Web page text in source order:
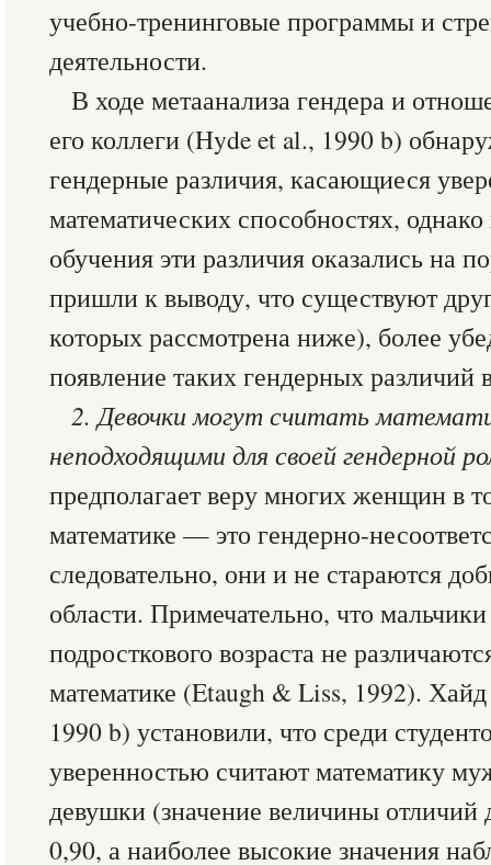
учебно-тренинговые программы и
деятельности.
В ходе метаанализа гендера и
его коллеги (Hyde et al., 1990 b)
гендерные различия, касающиеся
математических способностях,
обучения эти различия оказались на
пришли к выводу, что существуют
которых рассмотрена ниже), более
появление таких гендерных различий
2. Девочки могут считать
неподходящими для своей гендерной
предполагает веру многих женщин в
математике — это гендерно-
следовательно, они и не стараются
области. Примечательно, что
подросткового возраста не
математике (Etaugh & Liss, 1992).
1990 b) установили, что среди
уверенностью считают математику
девушки (значение величины отличий
0,90, а наиболее высокие значения